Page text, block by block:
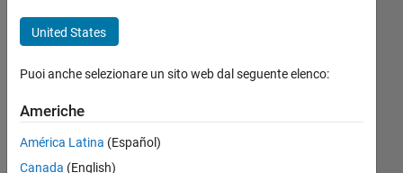
たい
Yu
22 Set
2021
1
Risposta
United States
Puoi anche selezionare un sito web dal seguente elenco:
Americhe
América Latina (Español)
Canada (English)